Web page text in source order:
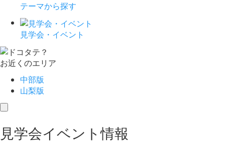
テーマから探す
見学会・イベント
お近くのエリア
中部版
山梨版
toggle
見学会イベント情報